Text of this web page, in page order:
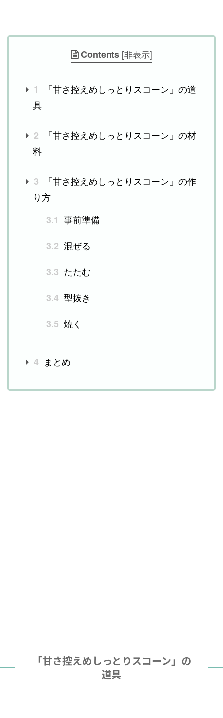
Contents [非表示]
1
「甘さ控えめしっとりスコーン」の道
具
2
「甘さ控えめしっとりスコーン」の材
料
3
「甘さ控えめしっとりスコーン」の作
り方
3.1 事前準備
3.2 混ぜる
3.3 たたむ
3.4 型抜き
3.5 焼く
4 まとめ
「甘さ控えめしっとりスコーン」の
道具